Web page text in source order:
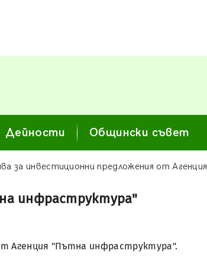
Дейности Общински съвет
за инвестиционни предложения от
инфраструктура"
Агенция "Пътна инфраструктура".